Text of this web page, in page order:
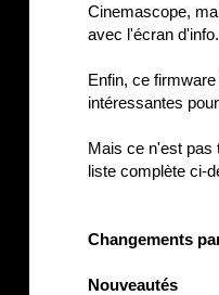
Cinemascope,
avec l'écran d'info.
Enfin, ce
intéressantes
Mais ce n'est pas
liste complète ci-
Changements
Nouveautés